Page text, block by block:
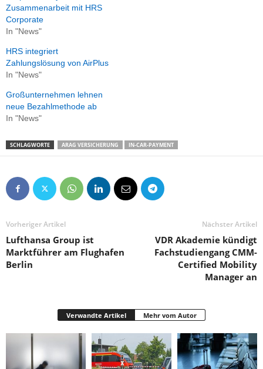
Zusammenarbeit mit HRS
Corporate
In "News"
HRS integriert
Zahlungslösung von AirPlus
In "News"
Großunternehmen lehnen
neue Bezahlmethode ab
In "News"
SCHLAGWORTE ARAG VERSICHERUNG IN-CAR-PAYMENT
Vorheriger Artikel
Lufthansa Group ist
Marktführer am Flughafen
Berlin
Nächster Artikel
VDR Akademie kündigt
Fachstudiengang CMM-
Certified Mobility
Manager an
Verwandte Artikel Mehr vom Autor